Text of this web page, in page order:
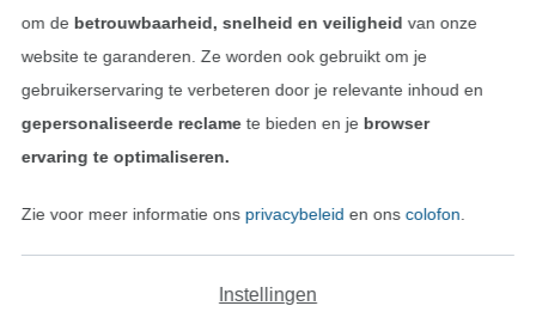
Nederlands
Wissel naar de
om de betrouwbaarheid, snelheid en veiligheid van onze
website te garanderen. Ze worden ook gebruikt om je
gebruikerservaring te verbeteren door je relevante inhoud en
gepersonaliseerde reclamete bieden en je browser
ervaring te optimaliseren.
Zie voor meer informatie ons privacybeleid en ons colofon
Instellingen